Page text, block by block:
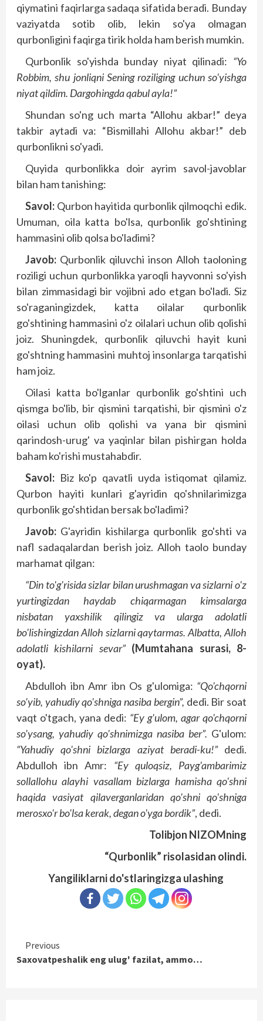
qiymatini faqirlarga sadaqa sifatida beradi. Bunday
vaziyatda sotib olib, lekin so'ya olmagan
qurbonligini faqirga tirik holda ham berish mumkin.
Qurbonlik so'yishda bunday niyat qilinadi: “Yo
Robbim, shu jonliqni Sening roziliging uchun so'yishga
niyat qildim. Dargohingda qabul ayla!”
Shundan so'ng uch marta “Allohu akbar!” deya
takbir aytadi va: “Bismillahi Allohu akbar!” deb
qurbonlikni so'yadi.
Quyida qurbonlikka doir ayrim savol-javoblar
bilan ham tanishing:
Savol: Qurbon hayitida qurbonlik qilmoqchi edik.
Umuman, oila katta bo'lsa, qurbonlik go'shtining
hammasini olib qolsa bo'ladimi?
Javob: Qurbonlik qiluvchi inson Alloh taoloning
roziligi uchun qurbonlikka yaroqli hayvonni so'yish
bilan zimmasidagi bir vojibni ado etgan bo'ladi. Siz
so'raganingizdek, katta oilalar qurbonlik
go'shtining hammasini o'z oilalari uchun olib qolishi
joiz. Shuningdek, qurbonlik qiluvchi hayit kuni
go'shtning hammasini muhtoj insonlarga tarqatishi
ham joiz.
Oilasi katta bo'lganlar qurbonlik go'shtini uch
qismga bo'lib, bir qismini tarqatishi, bir qismini o'z
oilasi uchun olib qolishi va yana bir qismini
qarindosh-urug' va yaqinlar bilan pishirgan holda
baham ko'rishi mustahabdir.
Savol: Biz ko'p qavatli uyda istiqomat qilamiz.
Qurbon hayiti kunlari g'ayridin qo'shnilarimizga
qurbonlik go'shtidan bersak bo'ladimi?
Javob: G'ayridin kishilarga qurbonlik go'shti va
nafl sadaqalardan berish joiz. Alloh taolo bunday
marhamat qilgan:
“Din to'g'risida sizlar bilan urushmagan va sizlarni o'z
yurtingizdan haydab chiqarmagan kimsalarga
nisbatan yaxshilik qilingiz va ularga adolatli
bo'lishingizdan Alloh sizlarni qaytarmas. Albatta, Alloh
adolatli kishilarni sevar” (Mumtahana surasi, 8-
oyat).
Abdulloh ibn Amr ibn Os g'ulomiga: “Qo'chqorni
so'yib, yahudiy qo'shniga nasiba bergin”, dedi. Bir soat
vaqt o'tgach, yana dedi: “Ey g'ulom, agar qo'chqorni
so'ysang, yahudiy qo'shnimizga nasiba ber”. G'ulom:
“Yahudiy qo'shni bizlarga aziyat beradi-ku!”dedi.
Abdulloh ibn Amr: “Ey quloqsiz, Payg'ambarimiz
sollallohu alayhi vasallam bizlarga hamisha qo'shni
haqida vasiyat qilaverganlaridan qo'shni qo'shniga
merosxo'r bo'lsa kerak, degan o'yga bordik”, dedi.
Tolibjon NIZOMning
“Qurbonlik” risolasidan olindi.
Yangiliklarni do'stlaringizga ulashing
Continue
Reading
Previous
Saxovatpeshalik eng ulug' fazilat, ammo…